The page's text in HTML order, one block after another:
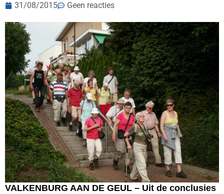
31/08/2015 Geen reacties
VALKENBURG AAN DE GEUL – Uit de conclusies